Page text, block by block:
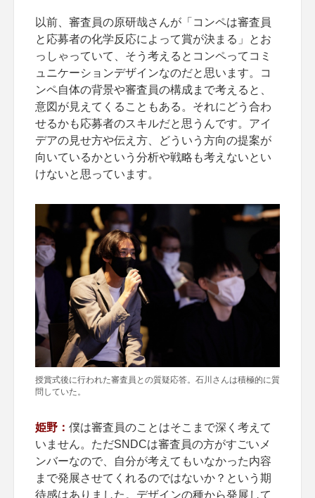
以前、審査員の原研哉さんが「コンペは審査員
と応募者の化学反応によって賞が決まる」とお
っしゃっていて、そう考えるとコンペってコミ
ュニケーションデザインなのだと思います。コ
ンペ自体の背景や審査員の構成まで考えると、
意図が見えてくることもある。それにどう合わ
せるかも応募者のスキルだと思うんです。アイ
デアの見せ方や伝え方、どういう方向の提案が
向いているかという分析や戦略も考えないとい
けないと思っています。
授賞式後に行われた審査員との質疑応答。石川さんは積極的に質
問していた。
姫野： 僕は審査員のことはそこまで深く考えて
いません。ただSNDCは審査員の方がすごいメ
ンバーなので、自分が考えてもいなかった内容
まで発展させてくれるのではないか？という期
待感はありました。デザインの種から発展して